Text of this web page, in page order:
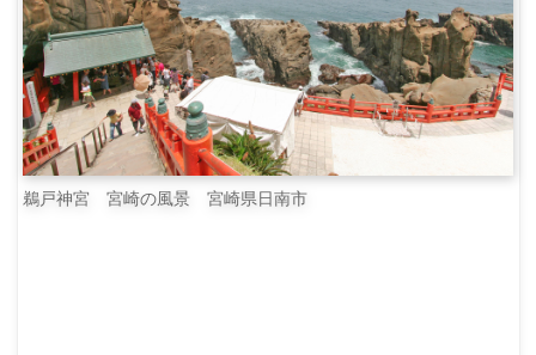
鵜戸神宮 宮崎の風景 宮崎県日南市